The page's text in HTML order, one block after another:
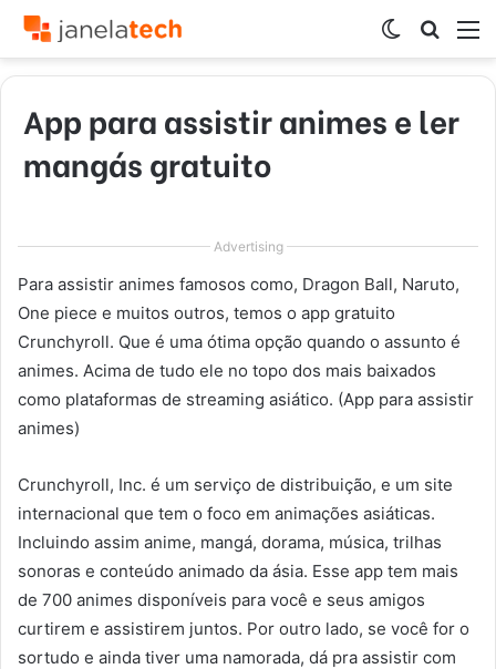
por
Switch
skin
App para assistir animes e ler
mangás gratuito
Advertising
Para assistir animes famosos como, Dragon Ball, Naruto,
One piece e muitos outros, temos o app gratuito
Crunchyroll. Que é uma ótima opção quando o assunto é
animes. Acima de tudo ele no topo dos mais baixados
como plataformas de streaming asiático. (App para assistir
animes)
Crunchyroll, Inc. é um serviço de distribuição, e um site
internacional que tem o foco em animações asiáticas.
Incluindo assim anime, mangá, dorama, música, trilhas
sonoras e conteúdo animado da ásia. Esse app tem mais
de 700 animes disponíveis para você e seus amigos
curtirem e assistirem juntos. Por outro lado, se você for o
sortudo e ainda tiver uma namorada, dá pra assistir com